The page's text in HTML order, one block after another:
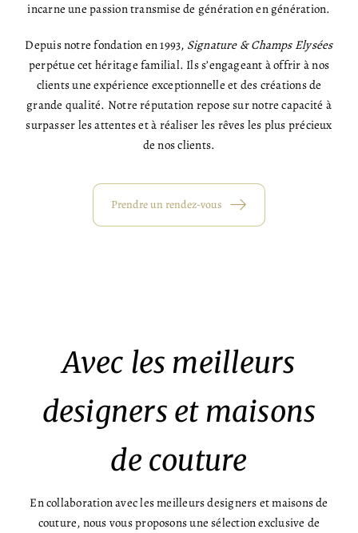
incarne une passion transmise de génération en génération.
Depuis notre fondation en 1993, Signature & Champs Elysées
perpétue cet héritage familial. Ils s’engageant à offrir à nos
clients une expérience exceptionnelle et des créations de
grande qualité. Notre réputation repose sur notre capacité à
surpasser les attentes et à réaliser les rêves les plus précieux
de nos clients.
Prendre un rendez-vous
Avec les meilleurs
designers et maisons
de couture
En collaboration avec les meilleurs designers et maisons de
couture, nous vous proposons une sélection exclusive de